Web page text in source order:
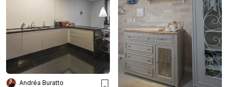
Andréa Buratto